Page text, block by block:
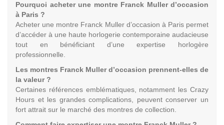
Pourquoi acheter une montre Franck Muller d’occasion
à Paris ?
Acheter une montre Franck Muller d’occasion à Paris permet
d’accéder à une haute horlogerie contemporaine audacieuse
tout en bénéficiant d’une expertise horlogère
professionnelle.
Les montres Franck Muller d’occasion prennent-elles de
la valeur ?
Certaines références emblématiques, notamment les Crazy
Hours et les grandes complications, peuvent conserver un
fort attrait sur le marché des montres de collection.